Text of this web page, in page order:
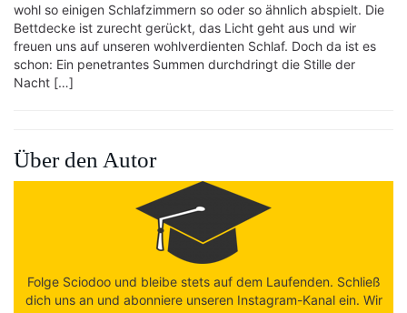
wohl so einigen Schlafzimmern so oder so ähnlich abspielt. Die
Bettdecke ist zurecht gerückt, das Licht geht aus und wir
freuen uns auf unseren wohlverdienten Schlaf. Doch da ist es
schon: Ein penetrantes Summen durchdringt die Stille der
Nacht […]
Über den Autor
Folge Sciodoo und bleibe stets auf dem Laufenden. Schließ
dich uns an und abonniere unseren Instagram-Kanal ein. Wir